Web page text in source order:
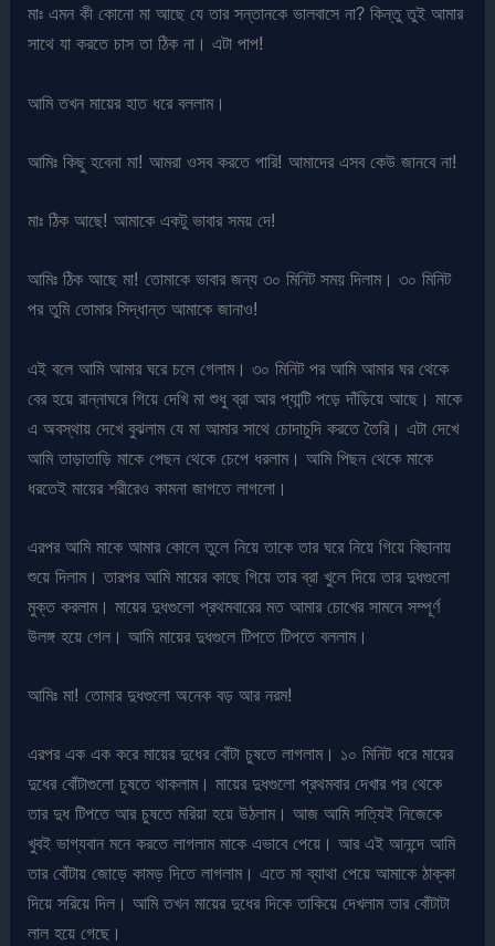
মাঃ এমন কী কোনো মা আছে যে তার সন্তানকে ভালবাসে না? কিন্তু তুই আমার
সাথে যা করতে চাস তা ঠিক না। এটা পাপ!
আমি তখন মায়ের হাত ধরে বললাম।
আমিঃ কিছু হবেনা মা! আমরা ওসব করতে পারি! আমাদের এসব কেউ জানবে না!
মাঃ ঠিক আছে! আমাকে একটু ভাবার সময় দে!
আমিঃ ঠিক আছে মা! তোমাকে ভাবার জন্য ৩০ মিনিট সময় দিলাম। ৩০ মিনিট
পর তুমি তোমার সিদ্ধান্ত আমাকে জানাও!
এই বলে আমি আমার ঘরে চলে গেলাম। ৩০ মিনিট পর আমি আমার ঘর থেকে
বের হয়ে রান্নাঘরে গিয়ে দেখি মা শুধু ব্রা আর প্যান্টি পড়ে দাঁড়িয়ে আছে। মাকে
এ অবস্থায় দেখে বুঝলাম যে মা আমার সাথে চোদাচুদি করতে তৈরি। এটা দেখে
আমি তাড়াতাড়ি মাকে পেছন থেকে চেপে ধরলাম। আমি পিছন থেকে মাকে
ধরতেই মায়ের শরীরেও কামনা জাগতে লাগলো।
এরপর আমি মাকে আমার কোলে তুলে নিয়ে তাকে তার ঘরে নিয়ে গিয়ে বিছানায়
শুয়ে দিলাম। তারপর আমি মায়ের কাছে গিয়ে তার ব্রা খুলে দিয়ে তার দুধগুলো
মুক্ত করলাম। মায়ের দুধগুলো প্রথমবারের মত আমার চোখের সামনে সম্পূর্ণ
উলঙ্গ হয়ে গেল। আমি মায়ের দুধগুলে টিপতে টিপতে বললাম।
আমিঃ মা! তোমার দুধগুলো অনেক বড় আর নরম!
এরপর এক এক করে মায়ের দুধের বোঁটা চুষতে লাগলাম। ১০ মিনিট ধরে মায়ের
দুধের বোঁটাগুলো চুষতে থাকলাম। মায়ের দুধগুলো প্রথমবার দেখার পর থেকে
তার দুধ টিপতে আর চুষতে মরিয়া হয়ে উঠলাম। আজ আমি সত্যিই নিজেকে
খুবই ভাগ্যবান মনে করতে লাগলাম মাকে এভাবে পেয়ে। আর এই আনন্দে আমি
তার বোঁটায় জোড়ে কামড় দিতে লাগলাম। এতে মা ব্যাথা পেয়ে আমাকে ঠাক্কা
দিয়ে সরিয়ে দিল। আমি তখন মায়ের দুধের দিকে তাকিয়ে দেখলাম তার বোঁটাটা
লাল হয়ে গেছে।